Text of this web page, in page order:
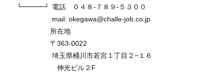
┗━━━┛ 電話 ０４８-７８９-５３００
mail: okegawa@challe-job.co.jp
所在地
〒363-0022
埼玉県桶川市若宮１丁目２−１６
伸光ビル２F